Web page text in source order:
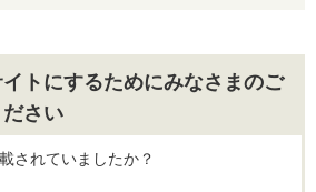
トにするためにみなさまのご
さい
されていましたか？